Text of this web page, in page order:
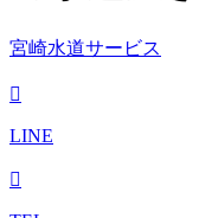
宮崎水道サービス
LINE